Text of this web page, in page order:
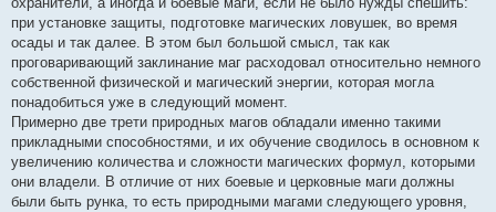
при установке защиты, подготовке магических ловушек, во время
осады и так далее. В этом был большой смысл, так как
проговаривающий заклинание маг расходовал относительно немного
собственной физической и магический энергии, которая могла
понадобиться уже в следующий момент.
Примерно две трети природных магов обладали именно такими
прикладными способностями, и их обучение сводилось в основном к
увеличению количества и сложности магических формул, которыми
они владели. В отличие от них боевые и церковные маги должны
были быть рунка, то есть природными магами следующего уровня,